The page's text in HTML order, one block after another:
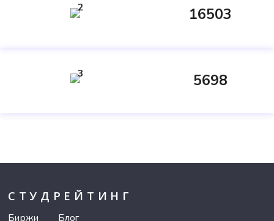
2 16503
3 5698
СТУДРЕЙТИНГ
Биржи Блог